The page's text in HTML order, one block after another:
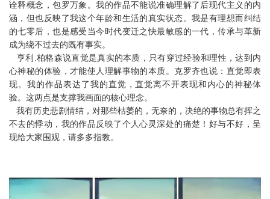
诠释概念，包罗万象。我的作品不能说准确理解了后现代主义的内
涵，但也反映了我这个年龄和生活的真实状态。我是有理想而纠结
的七零后，也是感受当今时代变迁之快最敏感的一代，传承与革新
成为绕不过去的既有事实。
亨利.柏格森说直觉是真实的本质，只有穿过经验和理性，达到内
心神秘的体验，才能使人理解事物的本质。克罗齐也说：直觉即表
现。我的作品表达了我的直觉，直觉离不开表现和内心的神秘体
验。这两点是支撑我画面的核心理念。
我有历史悲剧情结，对那些枯萎的，无奈的，决绝的事物总有挥之
不去的悸动，我的作品反映了 个人心灵深处的痛楚！好与不好，呈
现给大家围观，请多多指教。